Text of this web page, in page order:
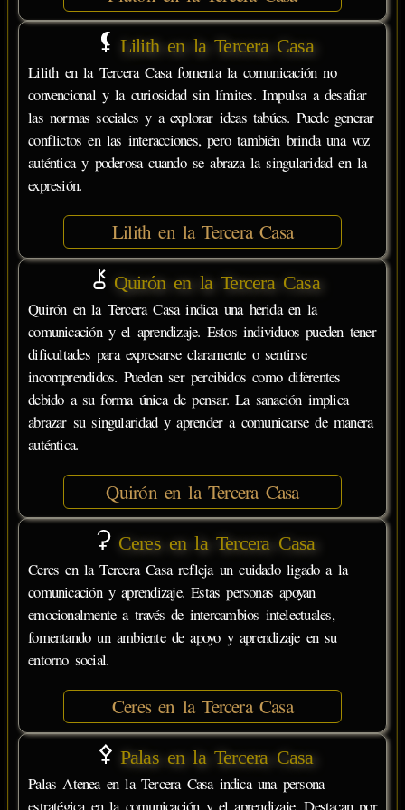
Lilith en la Tercera Casa
Lilith en la Tercera Casa fomenta la comunicación no
convencional y la curiosidad sin límites. Impulsa a desafiar
las normas sociales y a explorar ideas tabúes. Puede generar
conflictos en las interacciones, pero también brinda una voz
auténtica y poderosa cuando se abraza la singularidad en la
expresión.
Lilith en la Tercera Casa
Quirón en la Tercera Casa
Quirón en la Tercera Casa indica una herida en la
comunicación y el aprendizaje. Estos individuos pueden tener
dificultades para expresarse claramente o sentirse
incomprendidos. Pueden ser percibidos como diferentes
debido a su forma única de pensar. La sanación implica
abrazar su singularidad y aprender a comunicarse de manera
auténtica.
Quirón en la Tercera Casa
Ceres en la Tercera Casa
Ceres en la Tercera Casa refleja un cuidado ligado a la
comunicación y aprendizaje. Estas personas apoyan
emocionalmente a través de intercambios intelectuales,
fomentando un ambiente de apoyo y aprendizaje en su
entorno social.
Ceres en la Tercera Casa
Palas en la Tercera Casa
Palas Atenea en la Tercera Casa indica una persona